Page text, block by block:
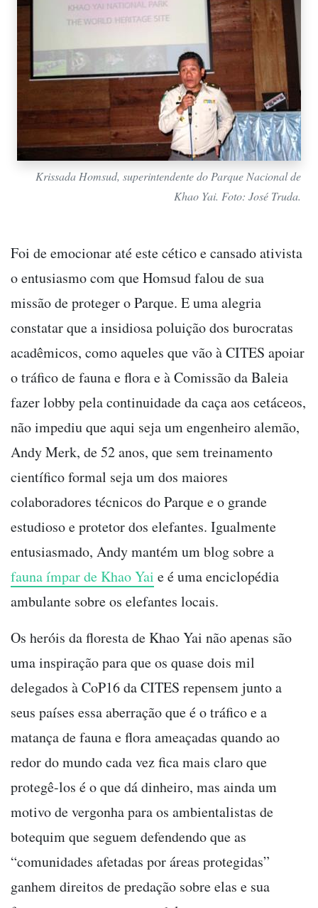
Krissada Homsud, superintendente do Parque Nacional de
Khao Yai. Foto: José Truda.
Foi de emocionar até este cético e cansado ativista
o entusiasmo com que Homsud falou de sua
missão de proteger o Parque. E uma alegria
constatar que a insidiosa poluição dos burocratas
acadêmicos, como aqueles que vão à CITES apoiar
o tráfico de fauna e flora e à Comissão da Baleia
fazer lobby pela continuidade da caça aos cetáceos,
não impediu que aqui seja um engenheiro alemão,
Andy Merk, de 52 anos, que sem treinamento
científico formal seja um dos maiores
colaboradores técnicos do Parque e o grande
estudioso e protetor dos elefantes. Igualmente
entusiasmado, Andy mantém um blog sobre a
fauna ímpar de Khao Yai e é uma enciclopédia
ambulante sobre os elefantes locais.
Os heróis da floresta de Khao Yai não apenas são
uma inspiração para que os quase dois mil
delegados à CoP16 da CITES repensem junto a
seus países essa aberração que é o tráfico e a
matança de fauna e flora ameaçadas quando ao
redor do mundo cada vez fica mais claro que
protegê-los é o que dá dinheiro, mas ainda um
motivo de vergonha para os ambientalistas de
botequim que seguem defendendo que as
“comunidades afetadas por áreas protegidas”
ganhem direitos de predação sobre elas e sua